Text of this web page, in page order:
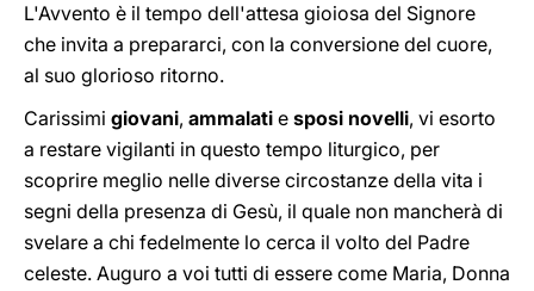
L'Avvento è il tempo dell'attesa gioiosa del Signore
che invita a prepararci, con la conversione del cuore,
al suo glorioso ritorno.
Carissimi giovani, ammalati e sposi novelli, vi esorto
a restare vigilanti in questo tempo liturgico, per
scoprire meglio nelle diverse circostanze della vita i
segni della presenza di Gesù, il quale non mancherà di
svelare a chi fedelmente lo cerca il volto del Padre
celeste. Auguro a voi tutti di essere come Maria, Donna